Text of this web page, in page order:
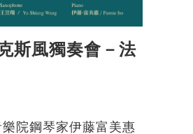
斯風獨奏會－法
院鋼琴家伊藤富美惠